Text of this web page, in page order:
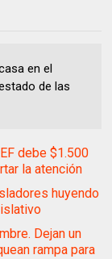
en el
de las
debe $1.500
la atención
huyendo
Dejan un
rampa para